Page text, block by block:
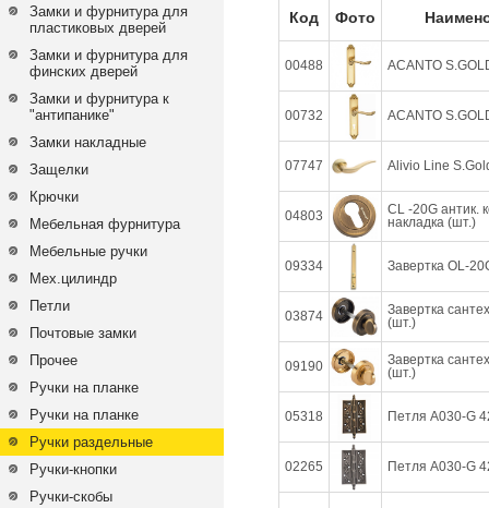
Замки и фурнитура для
пластиковых дверей
Замки и фурнитура для
финских дверей
Замки и фурнитура к
"антипанике"
Замки накладные
Защелки
Крючки
Мебельная фурнитура
Мебельные ручки
Мех.цилиндр
Петли
Почтовые замки
Прочее
Ручки на планке
Ручки на планке
Ручки раздельные
Ручки-кнопки
Ручки-скобы
Код Фото
00488 ACANTO
00732 ACANTO
07747 Alivio Line
04803
CL -20G антик.
накладка (шт.)
09334 Завертка OL-
03874
Завертка
(шт.)
09190
Завертка
(шт.)
05318 Петля А030-G
02265 Петля А030-G